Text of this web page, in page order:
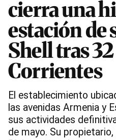
cierra una
estación de
Shell tras
Corrientes
El establecimiento
las avenidas Armenia y
sus actividades
de mayo. Su